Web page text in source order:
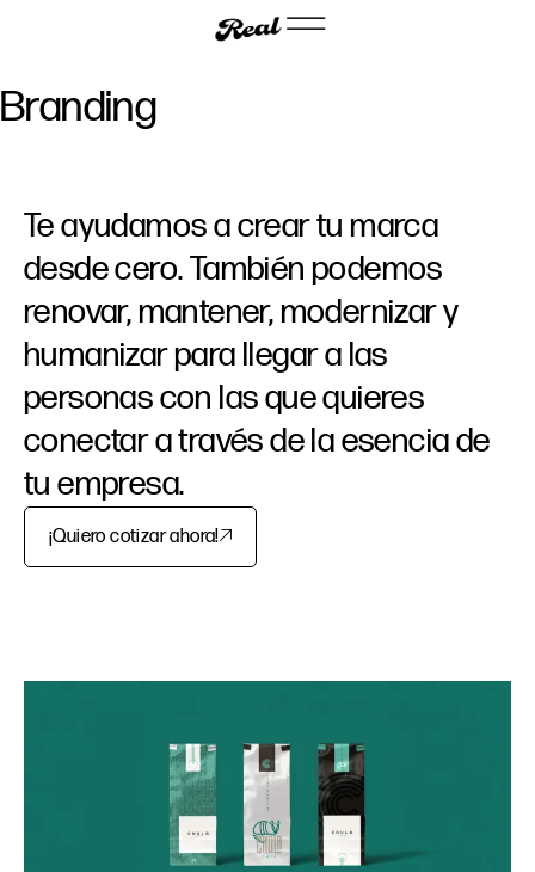
Branding
Teayudamosacreartumarca
desdecero.Tambiénpodemos
renovar,mantener,modernizary
humanizarpara llegara las
personascon lasquequieres
conectaratravésdelaesenciade
tuempresa.
¡Quiero cotizar ahora!